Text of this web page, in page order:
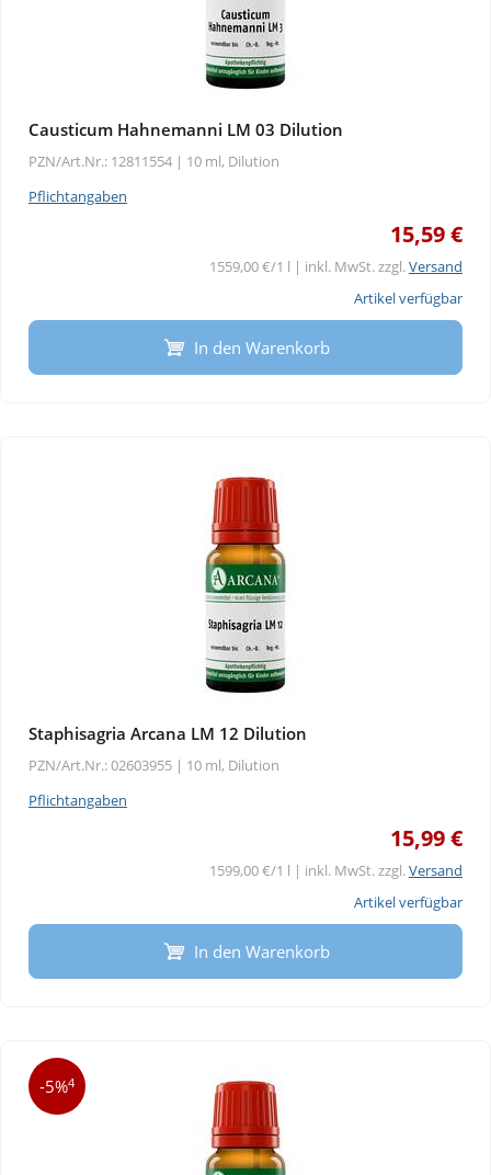
Causticum Hahnemanni LM 03 Dilution
PZN/Art.Nr.: 12811554 | 10 ml, Dilution
Pflichtangaben
15,59 €
1559,00 €/1 l | inkl. MwSt. zzgl.Versand
Artikel verfügbar
In den Warenkorb
Staphisagria Arcana LM 12 Dilution
PZN/Art.Nr.: 02603955 | 10 ml, Dilution
Pflichtangaben
15,99 €
1599,00 €/1 l | inkl. MwSt. zzgl.Versand
Artikel verfügbar
In den Warenkorb
-5%4